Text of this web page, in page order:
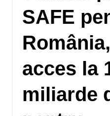
SAFE
acces la
miliarde